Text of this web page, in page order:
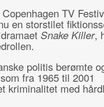
TV
en storstilet
Snake Killer,
politis berømte
fra 1965 til 2001
kriminalitet med